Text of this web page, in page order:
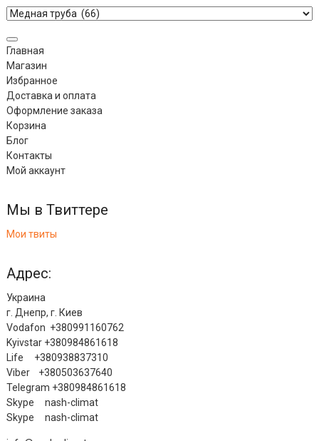
Главная
Магазин
Избранное
Доставка и оплата
Оформление заказа
Корзина
Блог
Контакты
Мой аккаунт
Мы в Твиттере
Мои твиты
Адрес:
Украина
г. Днепр, г. Киев
Vodafon +380991160762
Kyivstar +380984861618
Life +380938837310
Viber +380503637640
Telegram +380984861618
Skype nash-climat
Skype nash-climat